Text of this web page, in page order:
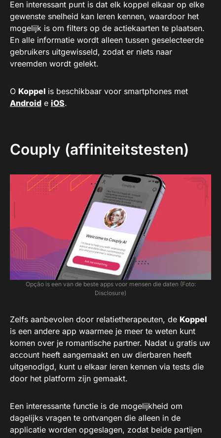
Een interessant punt is dat elk koppel elkaar op elke
gewenste snelheid kan leren kennen, waardoor het
mogelijk is om filters op de actiekaarten te plaatsen.
En alle informatie wordt alleen tussen geselecteerde
gebruikers uitgewisseld, zodat er niets naar
vreemden wordt gelekt.
O Koppel is beschikbaar voor smartphones met
Android e iOS.
Couply (affiniteitstesten)
Opção is een van de beste apps voor mensen die daten (Foto:
Disclosure)
Zelfs aanbevolen door relatietherapeuten, de Koppel
is een andere app waarmee je meer te weten kunt
komen over je romantische partner. Nadat u gratis uw
account heeft aangemaakt en uw dierbaren heeft
uitgenodigd, kunt u elkaar leren kennen via tests die
door het platform zijn gemaakt.
Een interessante functie is de mogelijkheid om
dagelijks vragen te ontvangen die alleen in de
applicatie worden opgeslagen, zodat beide partijen